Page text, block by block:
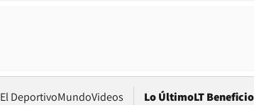
El DeportivoMundoVideos Lo ÚltimoLT